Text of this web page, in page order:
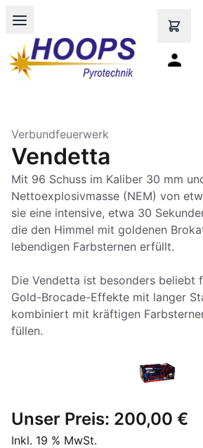
Open main menu
Verbundfeuerwerk
Vendetta
Mit 96 Schuss im Kaliber 30 mm
Nettoexplosivmasse (NEM) von
sie eine intensive, etwa 30
die den Himmel mit goldenen
lebendigen Farbsternen erfüllt.
Die Vendetta ist besonders beliebt
Gold-Brocade-Effekte mit langer
kombiniert mit kräftigen
füllen.
Unser Preis: 200,00 €
Inkl. 19 % MwSt.